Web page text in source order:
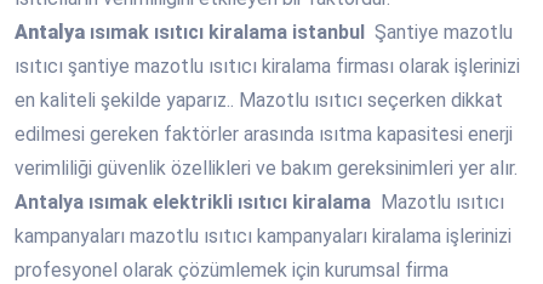
Antalya ısımak ısıtıcı kiralama istanbul
Şantiye mazotlu
ısıtıcı şantiye mazotlu ısıtıcı kiralama firması olarak işlerinizi
en kaliteli şekilde yaparız.. Mazotlu ısıtıcı seçerken dikkat
edilmesi gereken faktörler arasında ısıtma kapasitesi enerji
verimliliği güvenlik özellikleri ve bakım gereksinimleri yer alır.
Antalya ısımak elektrikli ısıtıcı kiralama Mazotlu ısıtıcı
kampanyaları mazotlu ısıtıcı kampanyaları kiralama işlerinizi
profesyonel olarak çözümlemek için kurumsal firma